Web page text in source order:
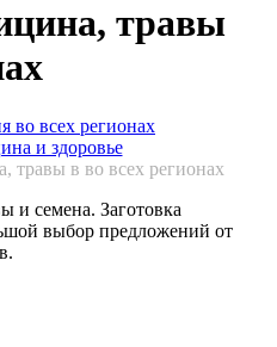
травы
во всех регионах
и здоровье
травы в во всех регионах
и семена. Заготовка
выбор предложений от